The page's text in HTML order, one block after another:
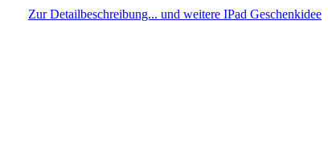
Zur Detailbeschreibung... und weitere IPad Geschenkidee